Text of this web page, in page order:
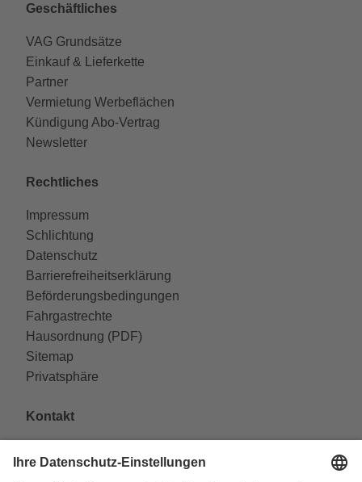
Geschäftliches
VAG Grundsätze
Einkauf & Lieferkette
Partner
Vermietung Werbeflächen
Kündigung Abo-Vertrag
Newsletter
Rechtliches
Impressum
Schlichtung
Datenschutz
Barrierefreiheitserklärung
Beförderungsbedingungen
Fahrgastrechte
Hausordnung (PDF)
Sitemap
Privatsphäre
Kontakt
Südliche Fürther Straße 5